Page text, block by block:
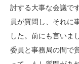
討する大事な会議で
員が質問し、それに
した。前にも言いま
委員と事務局の間で